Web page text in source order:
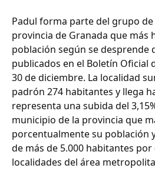
Padul forma parte del grupo
provincia de Granada que más
población según se desprende
publicados en el Boletín Oficial
30 de diciembre. La localidad
padrón 274 habitantes y llega
representa una subida del
municipio de la provincia que
porcentualmente su población
de más de 5.000 habitantes
localidades del área